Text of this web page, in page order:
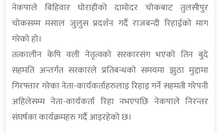
नेकपाले बिहिवार घोराहीको दामोदर चोकबाट तुलसीपुर
चोकसम्म मसाल जुलुस प्रदर्शन गर्दै राजबन्दी रिहाईको माग
गरेको हो।
तत्कालीन केपि वली नेतृत्वको सरकारसंग भएको तिन बुदे
सहमति अन्तर्गत सरकारले प्रतिबन्धको समयमा झुठा मुद्दामा
गिरफ्तार गरेका नेता-कार्यकर्ताहरुलाइ रिहाइ गर्ने सहमती गरेपनी
अहिलेसम्म नेता-कार्यकर्ता रिहा नभएपछि नेकपाले निरन्तर
संघर्षका कार्यक्रमहरु गर्दै आइरहेको छ।